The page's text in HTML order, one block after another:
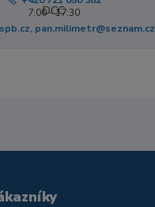
7:00 - 17:30
pan.milimetr@seznam.cz